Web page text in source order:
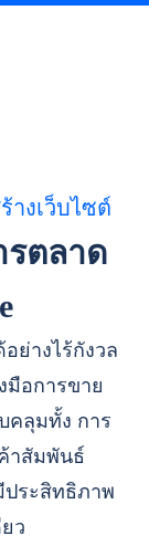
างเว็บไซต์
รตลาด
ย่างไร้กังวล
มือการขาย
คลุมทั้ง การ
าสัมพันธ์
ระสิทธิภาพ
ว